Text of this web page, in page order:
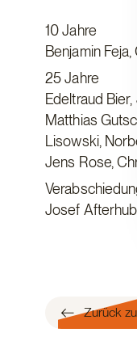
10 Jahre
Benjamin
25 Jahre
Edeltraud
Matthias
Lisowski,
Jens Rose,
Josef
Zurück